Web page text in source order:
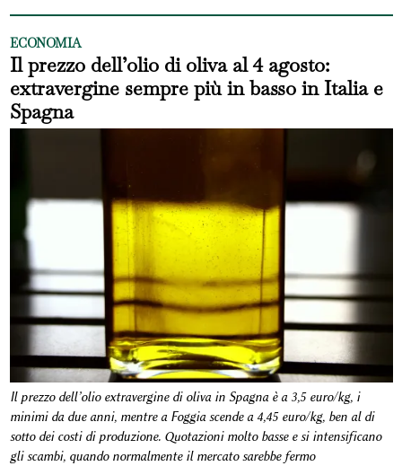
ECONOMIA
Il prezzo dell’olio di oliva al 4 agosto:
extravergine sempre più in basso in Italia e
Spagna
Il prezzo dell’olio extravergine di oliva in Spagna è a 3,5 euro/kg, i
minimi da due anni, mentre a Foggia scende a 4,45 euro/kg, ben al di
sotto dei costi di produzione. Quotazioni molto basse e si intensificano
gli scambi, quando normalmente il mercato sarebbe fermo